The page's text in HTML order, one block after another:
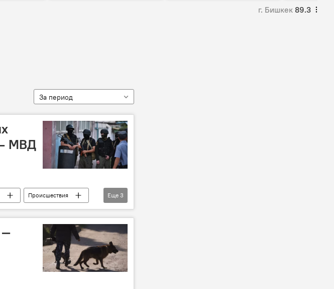
г. Бишкек 89.3
За период
МВД
Происшествия
Еще 3
—